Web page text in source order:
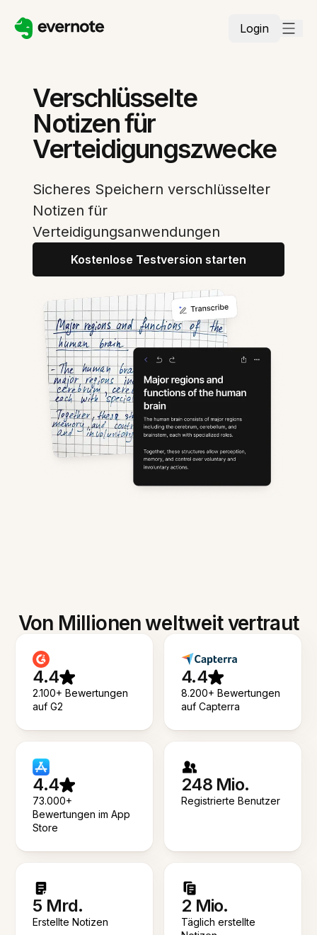
Login
Verschlüsselte
Notizen für
Verteidigungszwecke
Sicheres Speichern verschlüsselter
Notizen für
Verteidigungsanwendungen
Kostenlose Testversion starten
Von Millionen weltweit vertraut
4.4
2.100+ Bewertungen
auf G2
4.4
8.200+ Bewertungen
auf Capterra
4.4
73.000+
Bewertungen im App
Store
248 Mio.
Registrierte Benutzer
5 Mrd.
Erstellte Notizen
2 Mio.
Täglich erstellte